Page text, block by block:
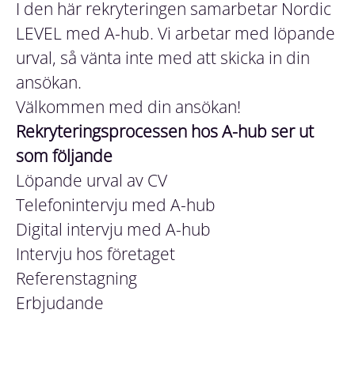
I den här rekryteringen samarbetar Nordic
LEVEL med A-hub. Vi arbetar med löpande
urval, så vänta inte med att skicka in din
ansökan.
Välkommen med din ansökan!
Rekryteringsprocessen hos A-hub ser ut
som följande
Löpande urval av CV
Telefonintervju med A-hub
Digital intervju med A-hub
Intervju hos företaget
Referenstagning
Erbjudande